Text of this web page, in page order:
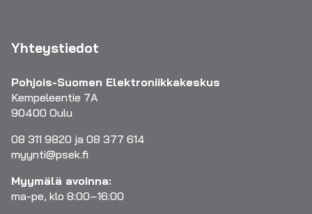
Yhteystiedot
Pohjois-Suomen Elektroniikkakeskus
Kempeleentie 7A
90400 Oulu
08 311 9820 ja 08 377 614
myynti@psek.fi
Myymälä avoinna:
ma-pe, klo 8:00–16:00